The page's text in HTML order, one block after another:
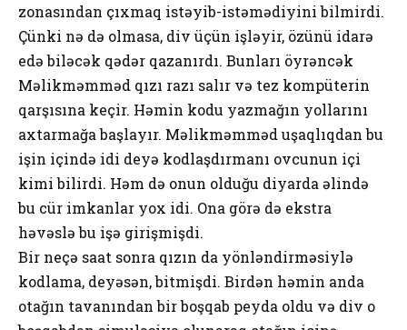
zonasından çıxmaq istəyib-istəmədiyini bilmirdi.
Çünki nə də olmasa, div üçün işləyir, özünü idarə
edə biləcək qədər qazanırdı. Bunları öyrəncək
Məlikməmməd qızı razı salır və tez kompüterin
qarşısına keçir. Həmin kodu yazmağın yollarını
axtarmağa başlayır. Məlikməmməd uşaqlıqdan bu
işin içində idi deyə kodlaşdırmanı ovcunun içi
kimi bilirdi. Həm də onun olduğu diyarda əlində
bu cür imkanlar yox idi. Ona görə də ekstra
həvəslə bu işə girişmişdi.
Bir neçə saat sonra qızın da yönləndirməsiylə
kodlama, deyəsən, bitmişdi. Birdən həmin anda
otağın tavanından bir boşqab peyda oldu və div o